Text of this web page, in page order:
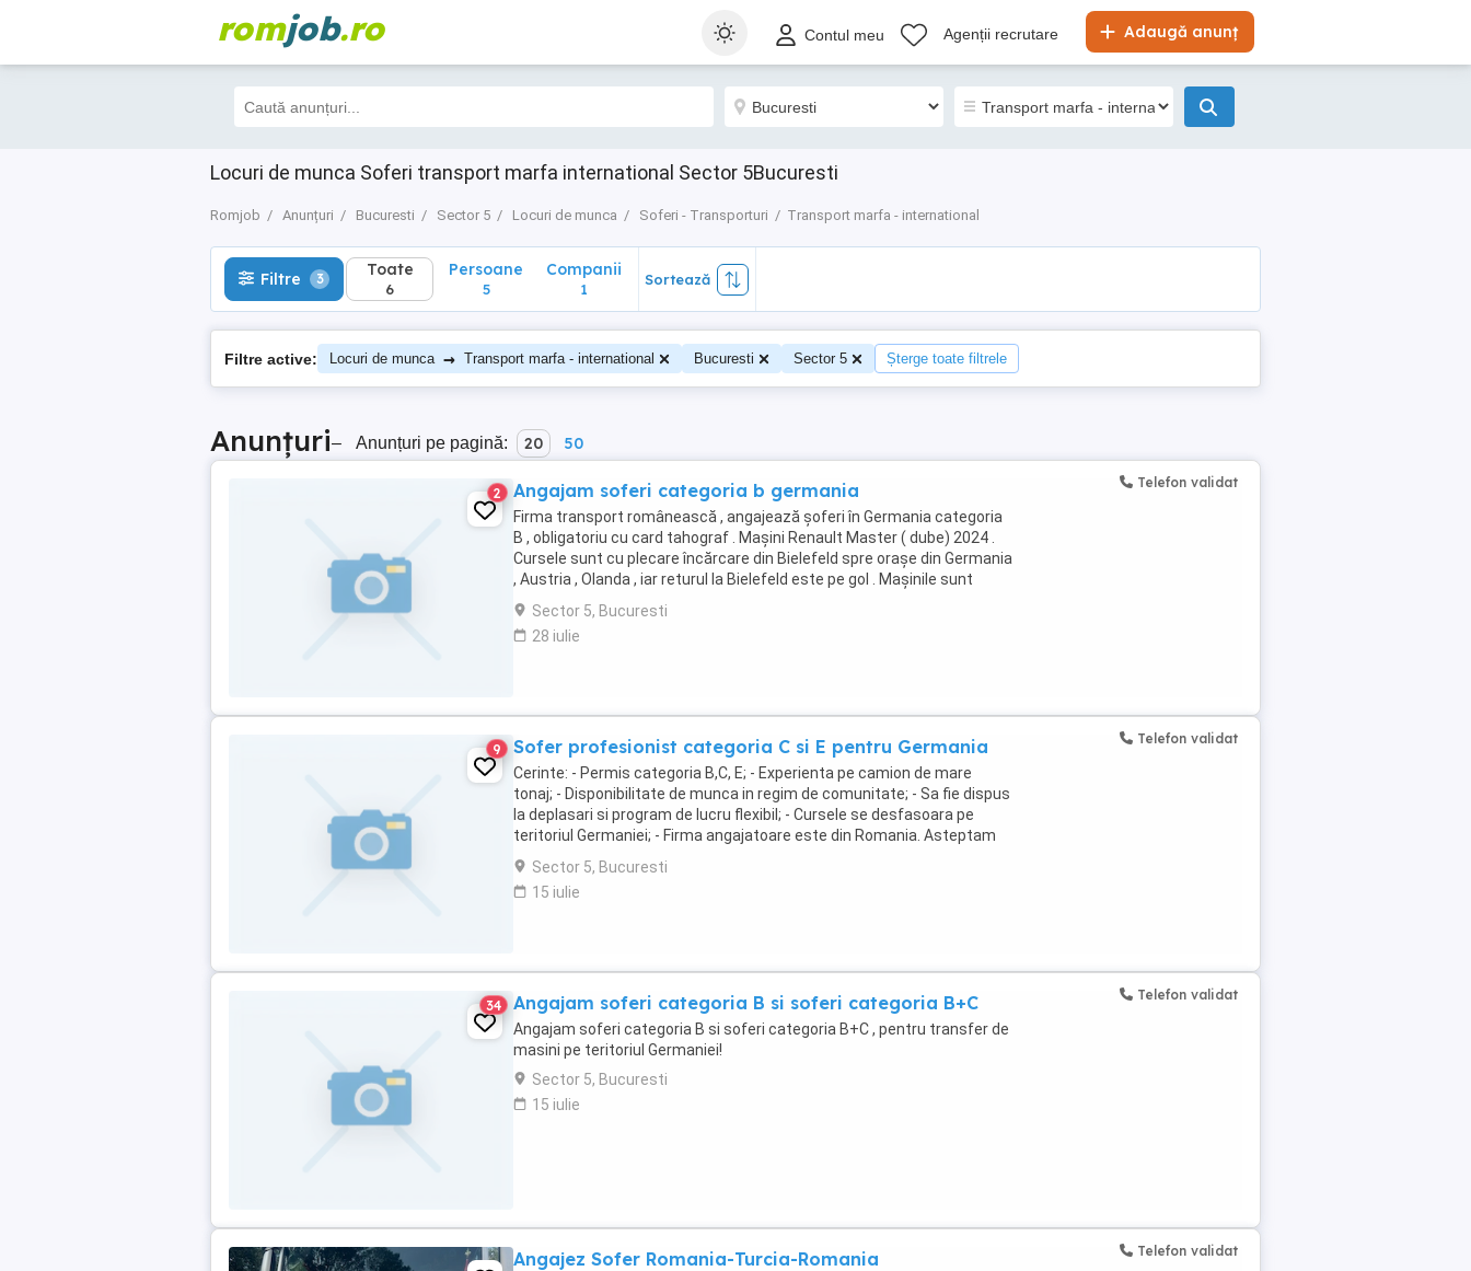
romjob.ro Adaugă anunț
Contul meu Agenții recrutare
Locuri de munca Soferi transport marfa international Sector 5Bucuresti
Romjob Anunțuri Bucuresti Sector 5 Locuri de munca Soferi - Transporturi Transport marfa - international
Filtre 3 Toate
6
Filtre 3 Toate
6
Persoane
5
Companii
1
Sortează
Filtre active: Locuri de munca → Transport marfa - international Bucuresti Sector 5 Șterge toate filtrele
Anunțuri– Anunțuri pe pagină: 20 50
2 Angajam soferi categoria b germania
Firma transport românească , angajează șoferi în Germania categoria
B , obligatoriu cu card tahograf . Mașini Renault Master ( dube) 2024 .
Cursele sunt cu plecare încărcare din Bielefeld spre orașe din Germania
, Austria , Olanda , iar returul la Bielefeld este pe gol . Mașinile sunt
dotate cu tahograf ...
Sector 5, Bucuresti
28 iulie
Telefon validat
9 Sofer profesionist categoria C si E pentru Germania
Cerinte: - Permis categoria B,C, E; - Experienta pe camion de mare
tonaj; - Disponibilitate de munca in regim de comunitate; - Sa fie dispus
la deplasari si program de lucru flexibil; - Cursele se desfasoara pe
teritoriul Germaniei; - Firma angajatoare este din Romania. Asteptam
cv-urile candidatilor ...
Sector 5, Bucuresti
15 iulie
Telefon validat
34 Angajam soferi categoria B si soferi categoria B+C
Angajam soferi categoria B si soferi categoria B+C , pentru transfer de
masini pe teritoriul Germaniei!
Sector 5, Bucuresti
15 iulie
Telefon validat
Angajez Sofer Romania-Turcia-Romania Telefon validat